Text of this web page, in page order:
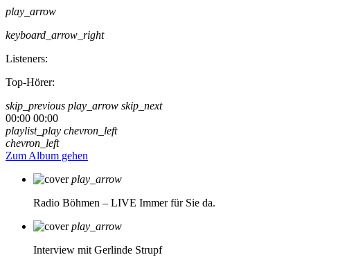
play_arrow
keyboard_arrow_right
Listeners:
Top-Hörer:
skip_previous play_arrow skip_next
00:00 00:00
playlist_play chevron_left
chevron_left
Zum Album gehen
play_arrow
Radio Böhmen – LIVE Immer für Sie da.
play_arrow
Interview mit Gerlinde Strupf